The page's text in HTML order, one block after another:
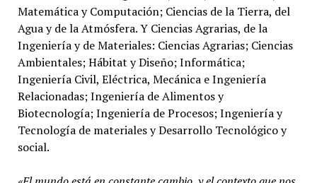
Matemática y Computación; Ciencias de la Tierra, del
Agua y de la Atmósfera. Y Ciencias Agrarias, de la
Ingeniería y de Materiales: Ciencias Agrarias; Ciencias
Ambientales; Hábitat y Diseño; Informática;
Ingeniería Civil, Eléctrica, Mecánica e Ingeniería
Relacionadas; Ingeniería de Alimentos y
Biotecnología; Ingeniería de Procesos; Ingeniería y
Tecnología de materiales y Desarrollo Tecnológico y
social.